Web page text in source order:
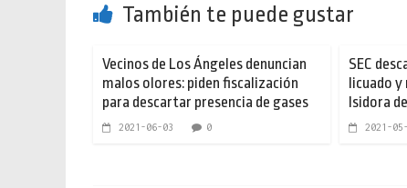
También te puede gustar
Vecinos de Los Ángeles denuncian
malos olores: piden fiscalización
para descartar presencia de gases
2021-06-03 0
SEC
licuado y
Isidora
2021-